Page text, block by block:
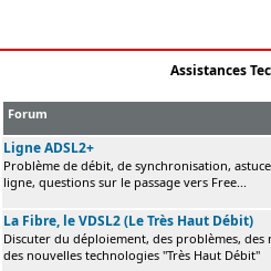
Assistances
Forum
Ligne ADSL2+
Problème de débit, de synchronisation,
ligne, questions sur le passage vers Free...
La Fibre, le VDSL2 (Le Très Haut Débit)
Discuter du déploiement, des problèmes, des
des nouvelles technologies "Très Haut Débit"